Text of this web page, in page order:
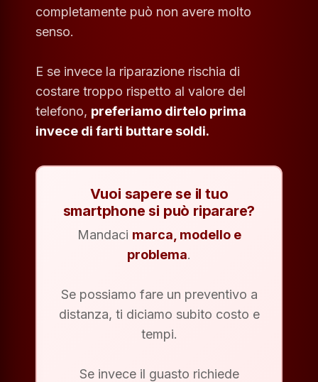
completamente può non avere molto
senso.
E se invece la riparazione rischia di
costare troppo rispetto al valore del
telefono, preferiamo dirtelo prima
invece di farti buttare soldi.
Vuoi sapere se il tuo
smartphone si può riparare?
Mandaci marca, modello e
problema.
Se possiamo fare un preventivo a
distanza, ti diciamo subito costo e
tempi.
Se invece il guasto richiede